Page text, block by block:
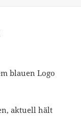
blauen Logo
aktuell hält